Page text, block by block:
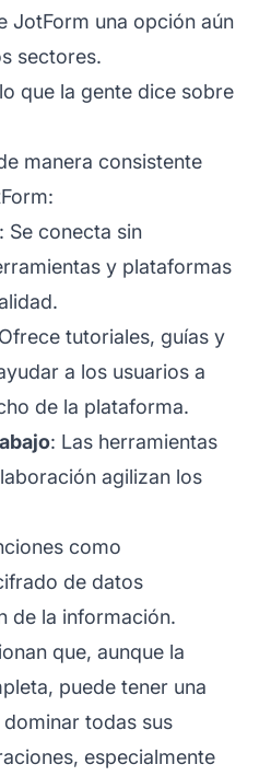
JotForm una opción aún
sectores.
que la gente dice sobre
manera consistente
: Se conecta sin
y plataformas
tutoriales, guías y
a los usuarios a
de la plataforma.
: Las herramientas
agilizan los
como
de datos
de la información.
que, aunque la
puede tener una
todas sus
especialmente